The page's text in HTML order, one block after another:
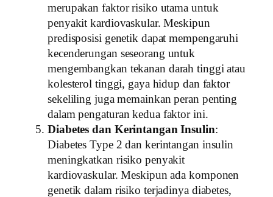
merupakan faktor risiko utama untuk
penyakit kardiovaskular. Meskipun
predisposisi genetik dapat mempengaruhi
kecenderungan seseorang untuk
mengembangkan tekanan darah tinggi atau
kolesterol tinggi, gaya hidup dan faktor
sekeliling juga memainkan peran penting
dalam pengaturan kedua faktor ini.
Diabetes dan Kerintangan Insulin:
Diabetes Type 2 dan kerintangan insulin
meningkatkan risiko penyakit
kardiovaskular. Meskipun ada komponen
genetik dalam risiko terjadinya diabetes,